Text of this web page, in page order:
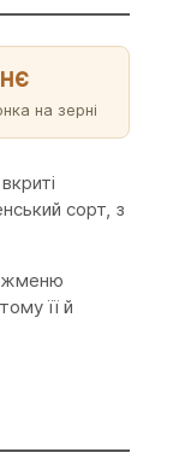
на зерні
сорт, з
жменю
її й